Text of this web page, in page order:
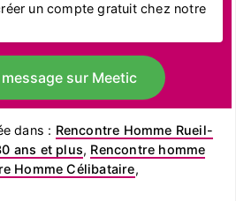
un compte gratuit chez notre
sur Meetic
dans : Rencontre Homme Rueil-
ans et plus, Rencontre homme
Homme Célibataire,